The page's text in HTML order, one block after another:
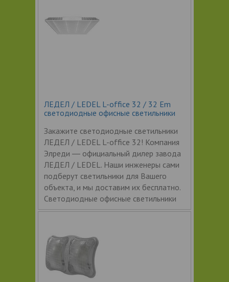
ЛЕДЕЛ / LEDEL L-office 32 / 32 Em
светодиодные офисные светильники
Закажите светодиодные светильники
ЛЕДЕЛ / LEDEL L-office 32! Компания
Элреди ― официальный дилер завода
ЛЕДЕЛ / LEDEL. Наши инженеры сами
подберут светильники для Вашего
объекта, и мы доставим их бесплатно.
Светодиодные офисные светильники